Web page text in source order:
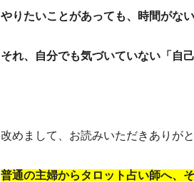
やりたいことがあっても、時間がな
それ、自分でも気づいていない「自
改めまして、お読みいただきありが
普通の主婦からタロット占い師へ、